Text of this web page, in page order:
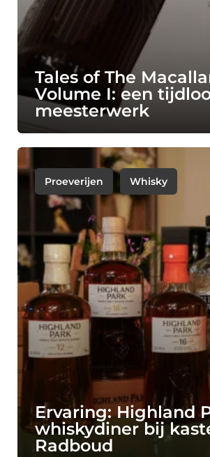
Tales of The
Volume I: een
meesterwerk
Proeverijen Whisky
Ervaring: Highland
whiskydiner bij
Radboud